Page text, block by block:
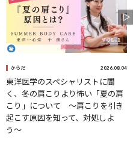
からだ 2026.08.04
東洋医学のスペシャリストに聞
く、冬の肩こりより怖い「夏の肩
こり」について 〜肩こりを引き
起こす原因を知って、対処しよ
う〜